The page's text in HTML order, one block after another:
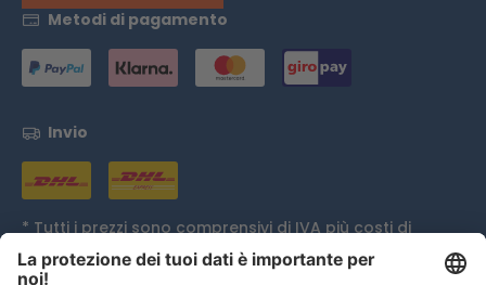
Metodi di pagamento
Invio
* Tutti i prezzi sono comprensivi di IVA piùcosti di
spedizioneed eventualmente spese di contrassegno,
se non diversamente indicato.